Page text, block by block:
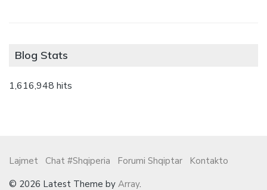
Blog Stats
1,616,948 hits
Lajmet Chat #Shqiperia Forumi Shqiptar
Kontakto
© 2026 Latest Theme by Array.